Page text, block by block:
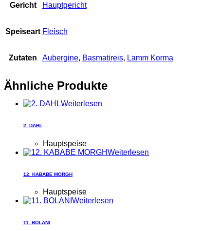
Gericht Hauptgericht
Speiseart Fleisch
Zutaten Aubergine, Basmatireis, Lamm Korma
Ähnliche Produkte
Weiterlesen
2. DAHL
Hauptspeise
Weiterlesen
12. KABABE MORGH
Hauptspeise
Weiterlesen
11. BOLANI